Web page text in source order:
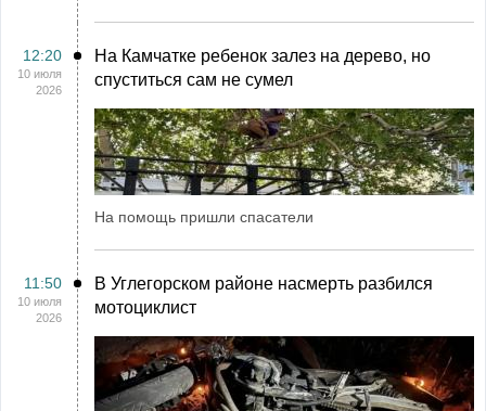
12:20
10 июля
2026
На Камчатке ребенок залез на дерево, но
спуститься сам не сумел
На помощь пришли спасатели
11:50
10 июля
2026
В Углегорском районе насмерть разбился
мотоциклист